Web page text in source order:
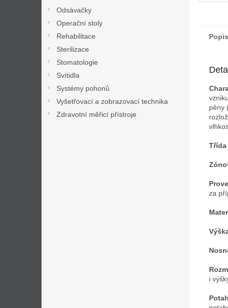
Odsávačky
Operační stoly
Rehabilitace
Sterilizace
Stomatologie
Svítidla
Systémy pohonů
Vyšetřovací a zobrazovací technika
Zdravotní měřicí přístroje
Popis
pěny
za
i